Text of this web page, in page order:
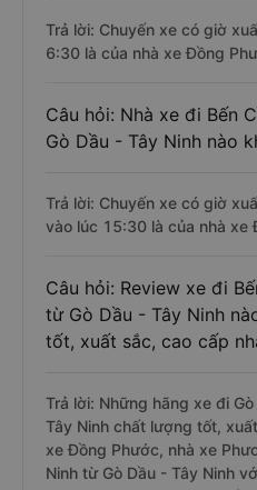
Trả lời: Chuyến xe có giờ
6:30 là của nhà xe Đồng
Câu hỏi: Nhà xe đi Bến
Gò Dầu - Tây Ninh nào
Trả lời: Chuyến xe có giờ
vào lúc 15:30 là của nhà xe
Câu hỏi: Review xe đi
từ Gò Dầu - Tây Ninh
tốt, xuất sắc, cao cấp
Trả lời: Những hãng xe đi
Tây Ninh chất lượng tốt,
xe Đồng Phước, nhà xe
Ninh từ Gò Dầu - Tây Ninh